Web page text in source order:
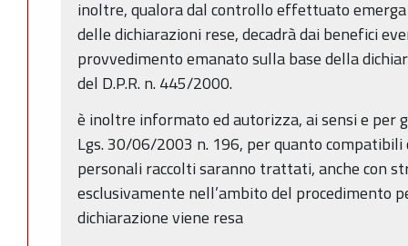
inoltre, qualora dal controllo effettuato
delle dichiarazioni rese, decadrà dai benefici
provvedimento emanato sulla base della
del D.P.R. n. 445/2000.
è inoltre informato ed autorizza, ai sensi e per
Lgs. 30/06/2003 n. 196, per quanto
personali raccolti saranno trattati, anche con
esclusivamente nell’ambito del procedimento
dichiarazione viene resa